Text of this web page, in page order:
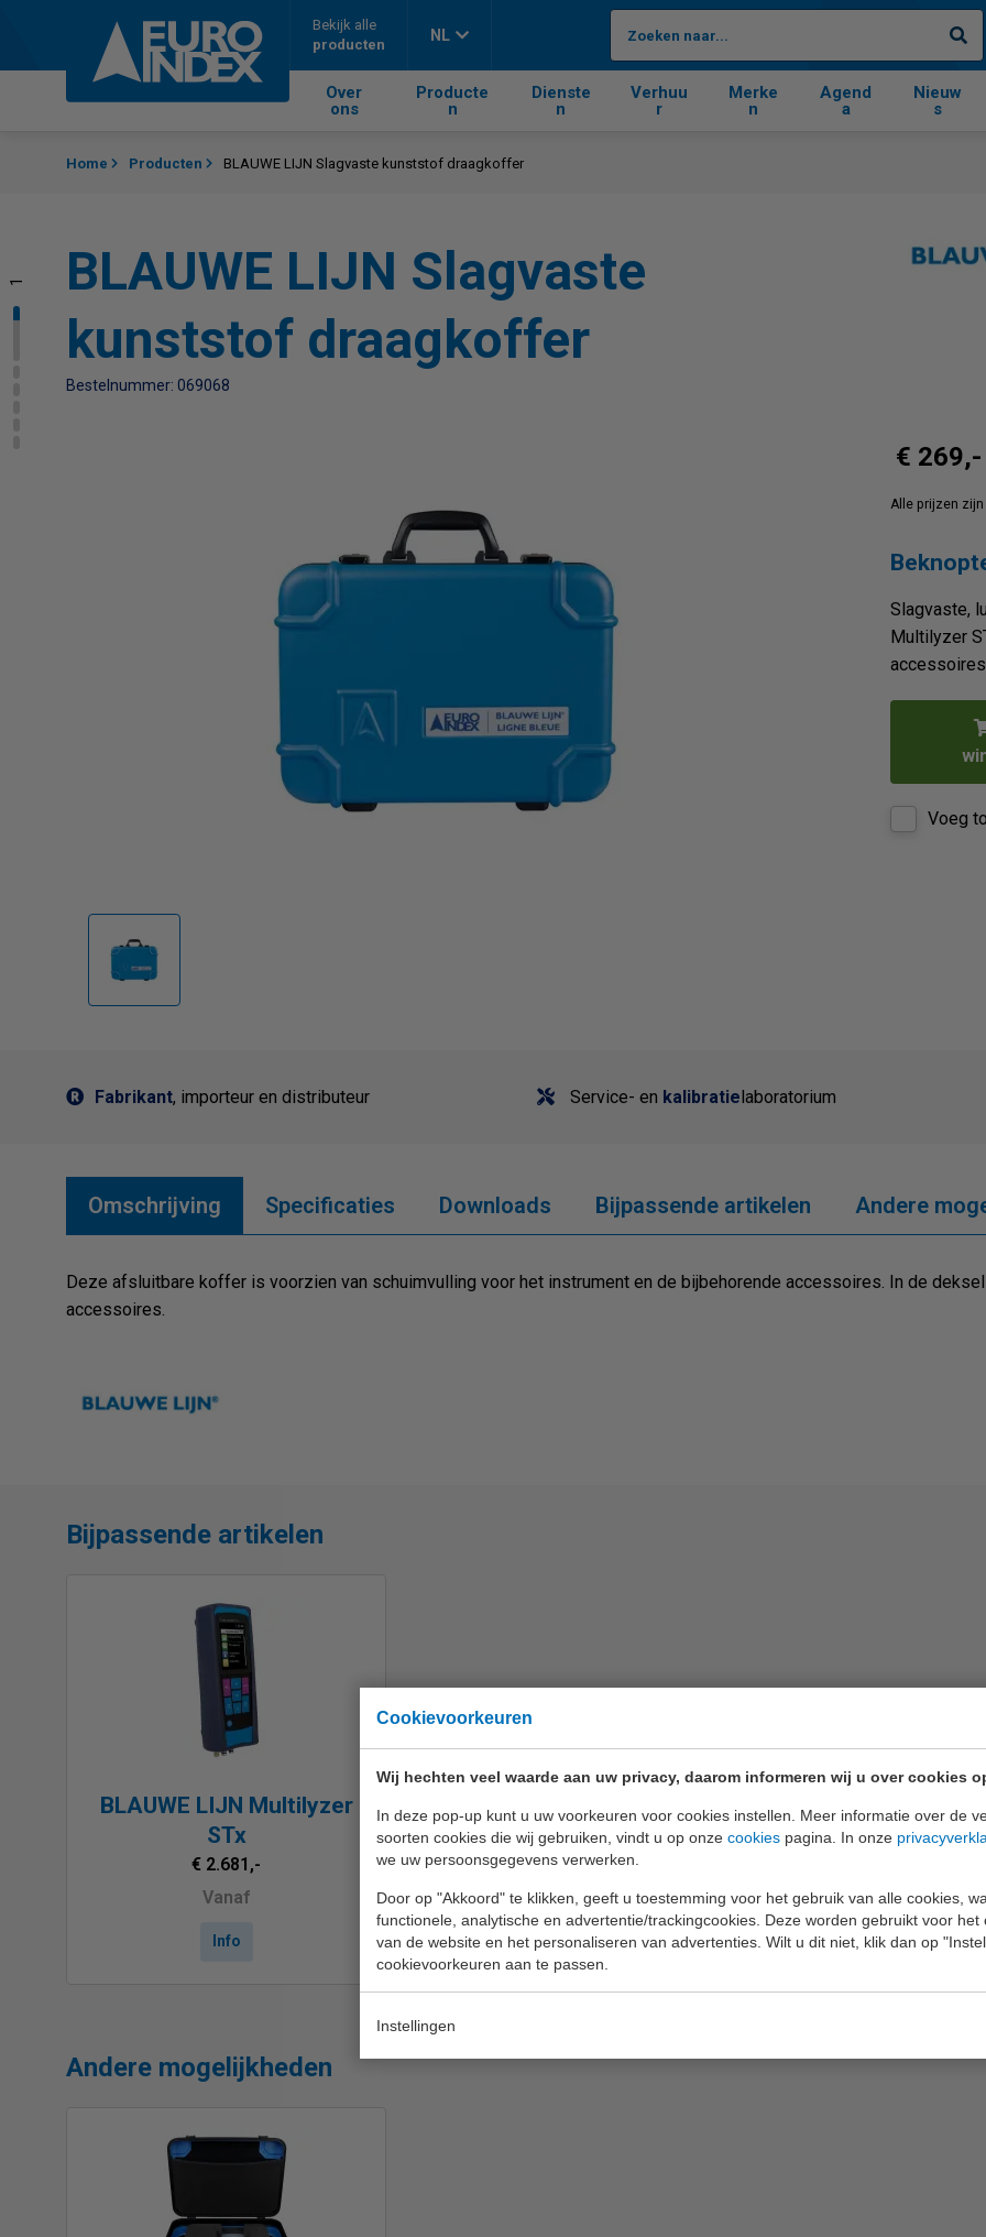
Cookievoorkeuren
Wij hechten veel waarde aan uw privacy, daarom informeren wij u over cookies
In deze pop-up kunt u uw voorkeuren voor cookies instellen. Meer informatie over de
soorten cookies die wij gebruiken, vindt u op onze cookies pagina. In onze
we uw persoonsgegevens verwerken.
Door op "Akkoord" te klikken, geeft u toestemming voor het gebruik van alle cookies,
functionele, analytische en advertentie/trackingcookies. Deze worden gebruikt voor het
van de website en het personaliseren van advertenties. Wilt u dit niet, klik dan op
cookievoorkeuren aan te passen.
Instellingen
Bekijk alle
producten
NL
Over
ons
Producte
n
Dienste
n
Verhuu
r
Merke
n
Agend
a
Nieuw
s
1 3 4 5 6
Home Producten BLAUWE LIJN Slagvaste kunststof draagkoffer
BLAUWE LIJN Slagvaste
kunststof draagkoffer
Bestelnummer: 069068
€ 269,-
Alle prijzen
Slagvaste,
Multilyzer
Voeg
Fabrikant, importeur en distributeur Service- en kalibratielaboratorium
Omschrijving Specificaties Downloads Bijpassende artikelen Andere
Deze afsluitbare koffer is voorzien van schuimvulling voor het instrument en de bijbehorende accessoires. In de
accessoires.
Bijpassende artikelen
BLAUWE LIJN Multilyzer
STx
€ 2.681,-
Vanaf
Info
Andere mogelijkheden